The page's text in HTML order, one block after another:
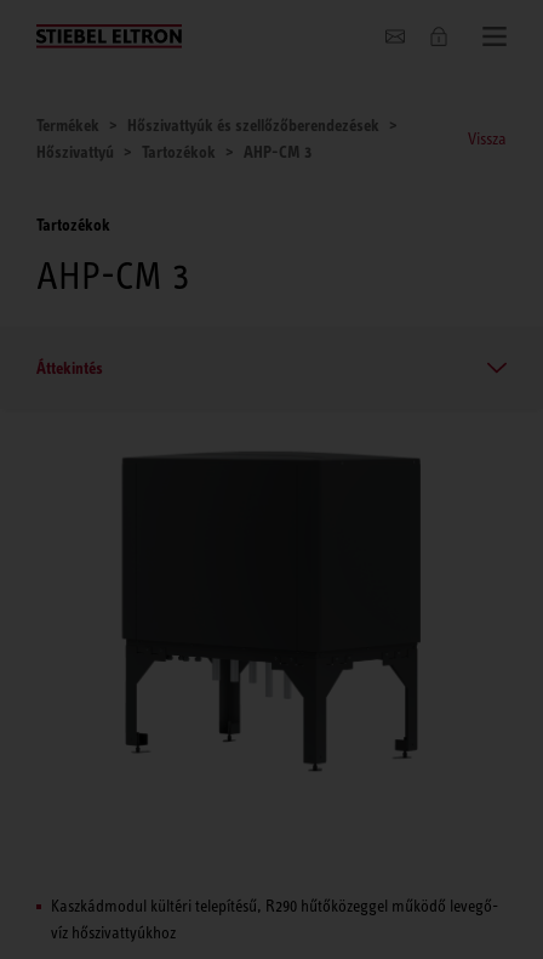
Hírek
Termékek
Hőszivattyúk és szellőzőberendezések
Hőszivattyú
Tartozékok AHP-CM 3
Vissza
Tartozékok
AHP-CM 3
Áttekintés
Kaszkádmodul kültéri telepítésű, R290 hűtőközeggel működő levegő-
víz hőszivattyúkhoz